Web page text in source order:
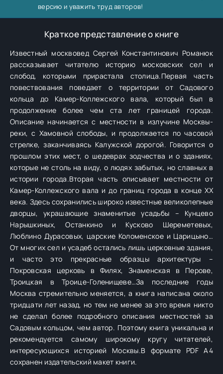
версию и уважить труд авторов!
Краткое представление о книге
Известный москвовед Сергей Константинович Романюк
рассказывает читателю историю московских сел и
слобод, которыми прирастала столица.Первая часть
повествования поведает о территории от Садового
кольца до Камер-Коллежского вала, который был в
продолжение более чем ста лет границей города.
Описание начинается с местности в излучине Москвы-
реки, с Хамовной слободы, и продолжается по часовой
стрелке, заканчиваясь Калужской дорогой. Говорится о
прошлом этих мест, о шедеврах зодчества и о зданиях,
которые не столь на виду, о людях забытых, но славных в
истории города.Вторая часть описывает местности от
Камер-Коллежского вала и до границ города в конце XX
века. Здесь сохранились широко известные великолепные
дворцы, украшающие знаменитые усадьбы – Кунцево
Нарышкиных, Останкино и Кусково Шереметевых,
Люблино Дурасовых, царские Коломенское и Царицыно…
От многих сел и усадеб остались лишь церковные здания,
и часто это прекрасные образцы архитектуры –
Покровская церковь в Филях, Знаменская в Перове,
Троицкая в Троице-Голенищеве…За последние годы
Москва стремительно меняется, а книга написана около
тридцати лет назад, но тем не менее за это время никто
не сделал более подробного описания местностей за
Садовым кольцом, чем автор. Поэтому книга уникальна и
рекомендуется самому широкому кругу читателей,
интересующихся историей Москвы.В формате PDF A4
сохранен издательский макет книги.